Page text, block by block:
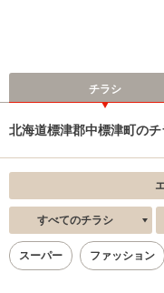
チラシ
北海道標津郡中標津町の
すべてのチラシ
スーパー ファッション